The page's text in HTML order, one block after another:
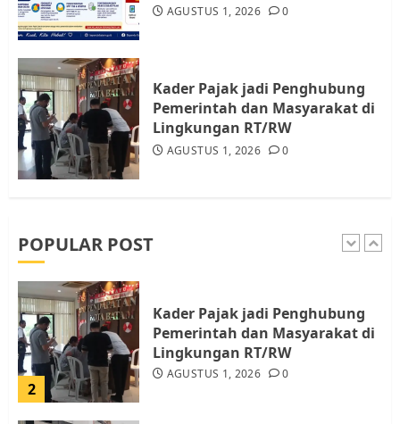
AGUSTUS 1, 2026 0
Kader Pajak jadi Penghubung
Pemerintah dan Masyarakat di
Lingkungan RT/RW
AGUSTUS 1, 2026 0
POPULAR POST
5
JULI 15, 2026 0
1
2
Kader Pajak jadi Penghubung
Pemerintah dan Masyarakat di
Lingkungan RT/RW
AGUSTUS 1, 2026 0